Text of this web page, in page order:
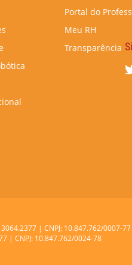
Portal do
Meu RH
Transparência
| CNPJ: 10.847.762/0007-77
| CNPJ: 10.847.762/0024-78